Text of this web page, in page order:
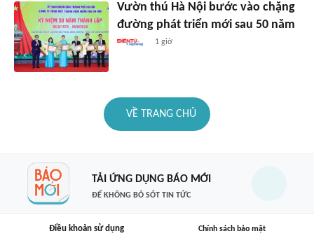
Vườn thú Hà Nội bước vào chặng
đường phát triển mới sau 50 năm
1 giờ
VỀ TRANG CHỦ
TẢI ỨNG DỤNG BÁO MỚI
ĐỂ KHÔNG BỎ SÓT TIN TỨC
Điều khoản sử dụng Chính sách bảo mật